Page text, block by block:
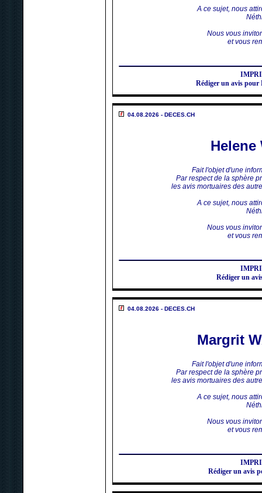
A ce sujet, nous
Nous vous
et vous
Rédiger un avis
04.08.2026 - DECES.CH
Helene
Fait l'objet d'une
Par respect de la sphère
les avis mortuaires des
A ce sujet, nous
Nous vous
et vous
Rédiger un
04.08.2026 - DECES.CH
Margrit
Fait l'objet d'une
Par respect de la sphère
les avis mortuaires des
A ce sujet, nous
Nous vous
et vous
Rédiger un avis